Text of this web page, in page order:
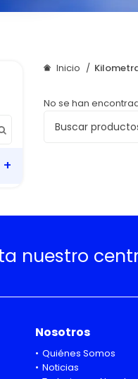
Inicio
No se han
nuestro
Nosotros
Quiénes Somos
Noticias